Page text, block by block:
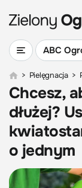
ABC
> Pielęgnacja >
Chcesz,
dłużej?
o jednym